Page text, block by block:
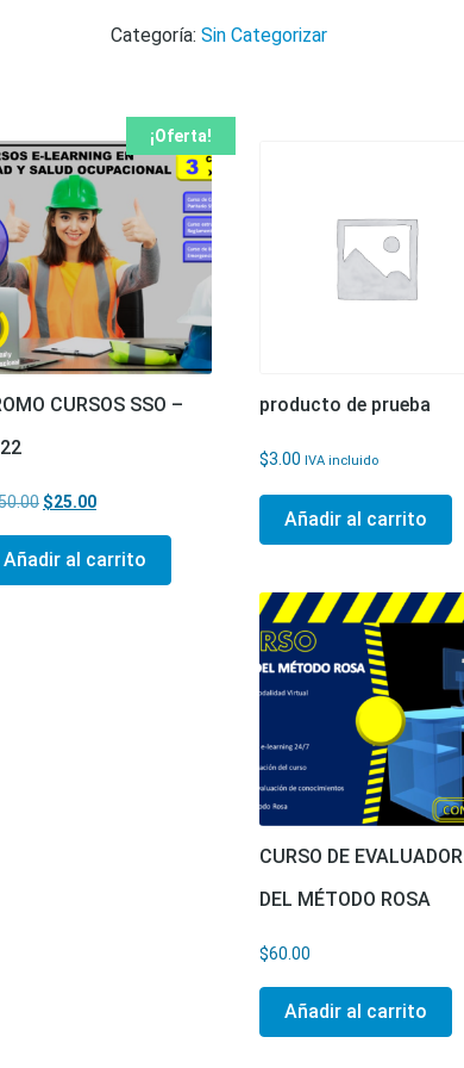
Categoría:Sin Categorizar
¡Oferta!
CURSOS SSO –
El precio original era: $150.00.
$25.00El precio actual es: $25.00.
Añadir al carrito
producto de prueba
$3.00 IVA incluido
Añadir al carrito
CURSO DE EVALUADOR
DEL MÉTODO ROSA
$60.00
Añadir al carrito